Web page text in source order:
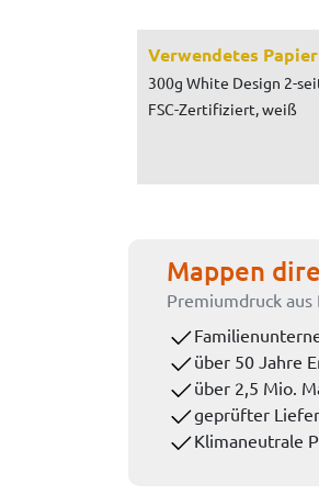
Verwendetes Papier
300g White Design 2-
FSC-Zertifiziert, weiß
Mappen
Premiumdruck aus
über 50 Jahre
über 2,5 Mio.
geprüfter
Klimaneutrale